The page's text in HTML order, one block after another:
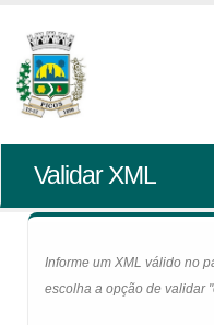
Validar XML
Informe um XML válido no
escolha a opção de validar